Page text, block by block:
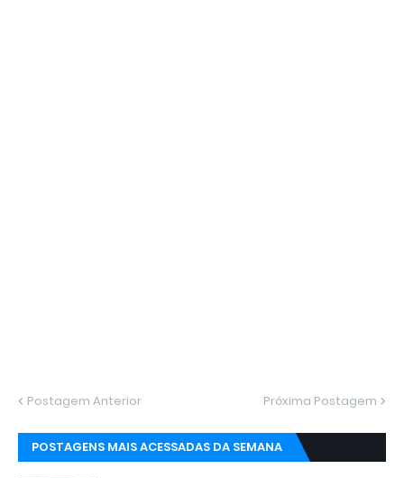
Postagem Anterior Próxima Postagem
POSTAGENS MAIS ACESSADAS DA SEMANA